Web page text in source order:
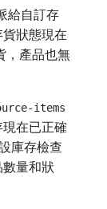
給自訂存
狀態現在
，產品也無
items
在已正確
庫存檢查
量和狀